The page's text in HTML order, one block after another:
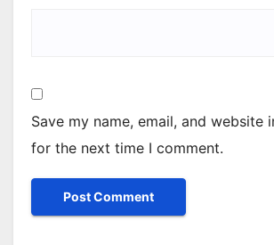
Save my name, email, and website
for the next time I comment.